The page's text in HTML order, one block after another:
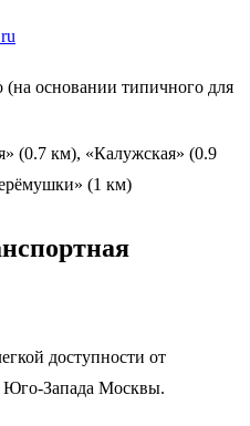
(на основании типичного для
(0.7 км), «Калужская» (0.9
(1 км)
доступности от
Юго-Запада Москвы.